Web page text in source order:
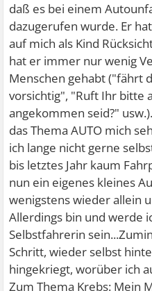
daß es bei einem
dazugerufen wurde. Er
auf mich als Kind
hat er immer nur wenig
Menschen gehabt ("fährt
vorsichtig", "Ruft Ihr bitte
angekommen seid?"
das Thema AUTO mich
ich lange nicht gerne
bis letztes Jahr kaum
nun ein eigenes kleines
wenigstens wieder allein
Allerdings bin und werde
Selbstfahrerin
Schritt, wieder selbst
hingekriegt, worüber ich
Zum Thema Krebs: Mein